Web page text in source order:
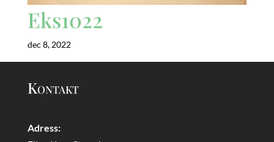
Eks1022
dec 8, 2022
Kontakt
Adress: